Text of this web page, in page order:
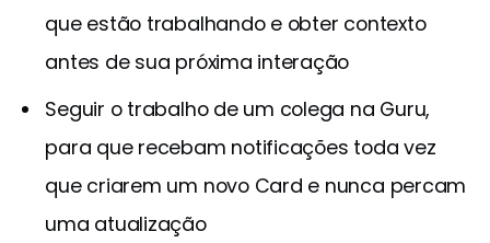
que estão trabalhando e obter contexto
antes de sua próxima interação
Seguir o trabalho de um colega na Guru,
para que recebam notificações toda vez
que criarem um novo Card e nunca percam
uma atualização